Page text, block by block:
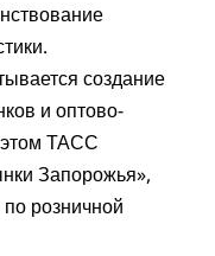
создание
и оптово-
этом ТАСС
Запорожья»,
розничной